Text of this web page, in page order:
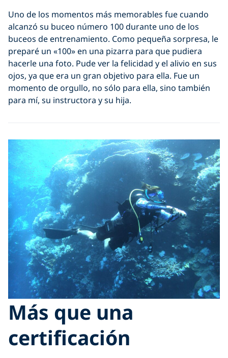
Uno de los momentos más memorables fue cuando
alcanzó su buceo número 100 durante uno de los
buceos de entrenamiento. Como pequeña sorpresa, le
preparé un «100» en una pizarra para que pudiera
hacerle una foto. Pude ver la felicidad y el alivio en sus
ojos, ya que era un gran objetivo para ella. Fue un
momento de orgullo, no sólo para ella, sino también
para mí, su instructora y su hija.
Más que una
certificación